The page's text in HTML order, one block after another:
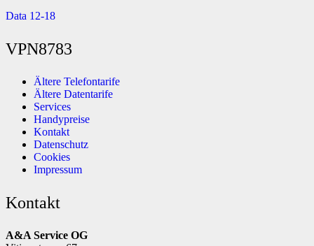
Data 12-18
VPN8783
Ältere Telefontarife
Ältere Datentarife
Services
Handypreise
Kontakt
Datenschutz
Cookies
Impressum
Kontakt
A&A Service OG